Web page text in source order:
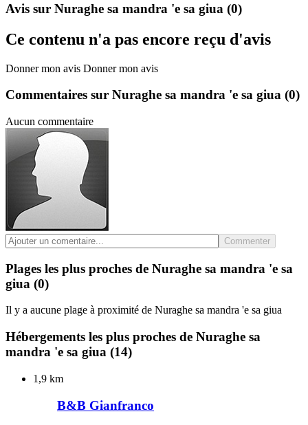
Avis sur Nuraghe sa mandra 'e sa giua (0)
Ce contenu n'a pas encore reçu d'avis
Donner mon avis Donner mon avis
Commentaires sur Nuraghe sa mandra 'e sa giua (0)
Aucun commentaire
Commenter
Plages les plus proches de Nuraghe sa mandra 'e sa
giua (0)
Il y a aucune plage à proximité de Nuraghe sa mandra 'e sa giua
Hébergements les plus proches de Nuraghe sa
mandra 'e sa giua (14)
1,9 km
B&B Gianfranco